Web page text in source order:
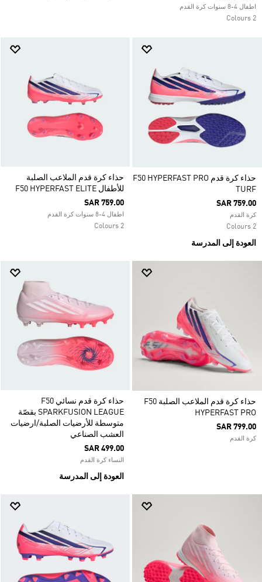
اطفال 4-8 سنوات كرة القدم
2 Colours
حذاء كرة قدم F50 HYPERFAST PRO
TURF
SAR 759.00
كرة القدم
2 Colours
العودة إلى المدرسة
حذاء كرة قدم الملاعب الصلبة
للأطفال F50 HYPERFAST ELITE
SAR 759.00
اطفال 4-8 سنوات كرة القدم
2 Colours
حذاء كرة قدم الملاعب الصلبة F50
HYPERFAST PRO
SAR 799.00
كرة القدم
حذاء كرة قدم نسائي F50
SPARKFUSION LEAGUE بقصّة
متوسطة للأرضيات الصلبة/ارضيات
العشب الصناعي
SAR 499.00
النساء كرة القدم
العودة إلى المدرسة